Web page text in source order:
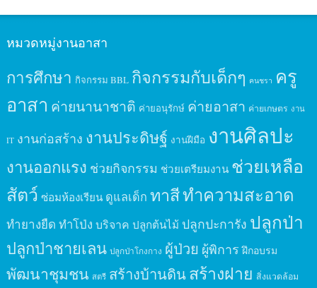
หมวดหมู่งานอาสา
การศึกษา กิจกรรม BBL กิจกรรมกับเด็กๆ คนชรา ครู
อาสา ค่ายนานาชาติ ค่ายอนุรักษ์ ค่ายอาสา ค่ายเกษตร งาน
IT งานก่อสร้าง งานประดิษฐ์ งานฝีมือ งานศิลปะ
งานออกแรง ช่วยกิจกรรม ช่วยเตรียมงาน ช่วยเหลือ
สัตว์ ซ่อมห้องเรียน ดูแลเด็ก ทาสีทำความสะอาด
ทำยางยืด ทำโป่ง บริจาค ปลูกต้นไม้ ปลูกปะการัง ปลูกป่า
ปลูกป่าชายเลน ปลูกป่าโกงกาง ผู้ป่วย ผู้พิการ ฝึกอบรม
พัฒนาชุมชน สตรี สร้างบ้านดินสร้างฝาย สิ่งแวดล้อม